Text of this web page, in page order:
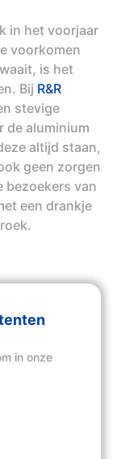
in het voorjaar
voorkomen
is het
Bij R&R
stevige
de aluminium
altijd staan,
geen zorgen
bezoekers van
een drankje
in onze